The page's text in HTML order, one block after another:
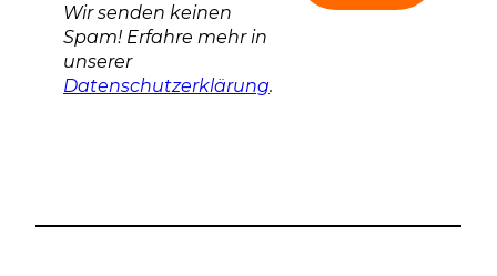
Wir senden keinen
Spam! Erfahre mehr in
unserer
Datenschutzerklärung.